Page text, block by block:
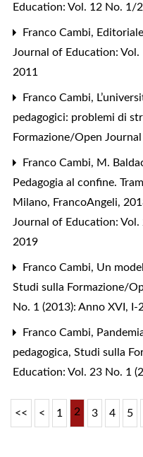
Education: Vol. 12 No. 1/
Franco Cambi,
Journal of Education: Vol.
2011
Franco Cambi,
pedagogici: problemi di
Formazione/Open
Franco Cambi, M.
Pedagogia al confine.
Milano, FrancoAngeli,
Journal of Education:
2019
Franco Cambi, Un
Studi sulla Formazione/
No. 1 (2013): Anno XVI, I-
Franco Cambi,
pedagogica, Studi sulla
Education: Vol. 23 No. 1
<< < 1 2 3 4 5